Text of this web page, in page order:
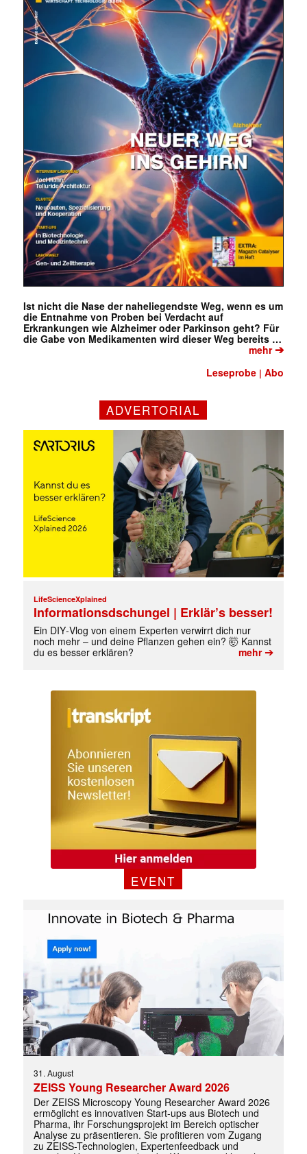
✕
Ist nicht die Nase der naheliegendste Weg, wenn es um
die Entnahme von Proben bei Verdacht auf
Erkrankungen wie Alzheimer oder Parkinson geht? Für
die Gabe von Medikamenten wird dieser Weg bereits …
mehr➔
Leseprobe |Abo
ADVERTORIAL
LifeScienceXplained
Informationsdschungel | Erklär’s besser!
Ein DIY‑Vlog von einem Experten verwirrt dich nur
noch mehr – und deine Pflanzen gehen ein? 🤯 Kannst
du es besser erklären?
mehr➔
EVENT
31. August
ZEISS Young Researcher Award 2026
Der ZEISS Microscopy Young Researcher Award 2026
ermöglicht es innovativen Start-ups aus Biotech und
Pharma, ihr Forschungsprojekt im Bereich optischer
Analyse zu präsentieren. Sie profitieren vom Zugang
zu ZEISS-Technologien, Expertenfeedback und